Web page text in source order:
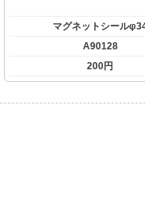
マグネットシール
A90128
200円